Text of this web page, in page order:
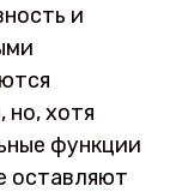
и
но, хотя
функции
оставляют